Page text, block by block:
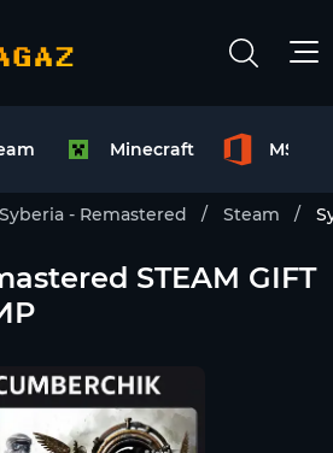
Minecraft MS
Syberia - Remastered Steam
STEAM GIFT